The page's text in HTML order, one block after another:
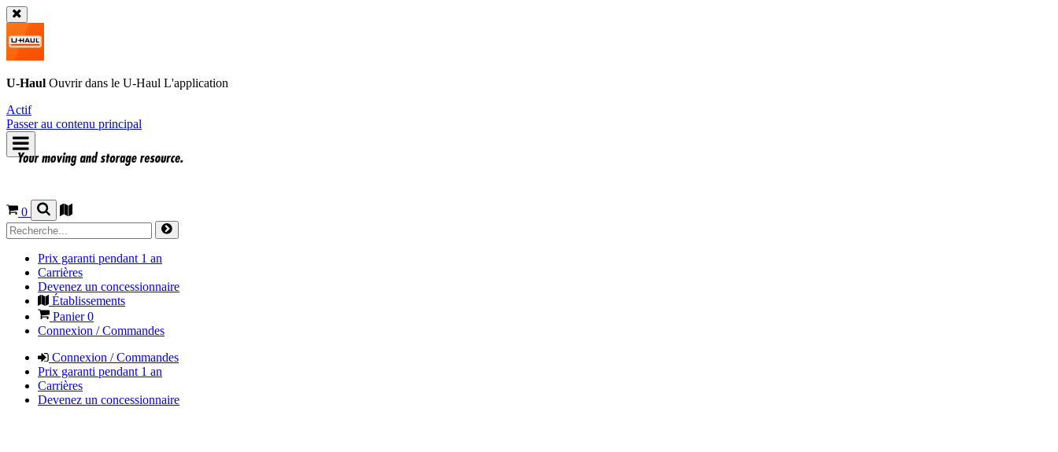
U-Haul Ouvrir dans le U-Haul L'application
Actif
Passer au contenu principal
0
Prix garanti pendant 1 an
Carrières
Devenez un concessionnaire
Établissements
Panier0
Connexion / Commandes
Connexion / Commandes
Prix garanti pendant 1 an
Carrières
Devenez un concessionnaire